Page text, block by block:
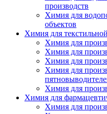
производств
Химия для
объектов
Химия для
Химия для
Химия для
Химия для
Химия для
Химия для
Химия для
Химия для